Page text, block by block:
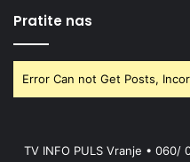
Pratite nas
Error Can not Get Posts,
TV INFO PULS Vranje •